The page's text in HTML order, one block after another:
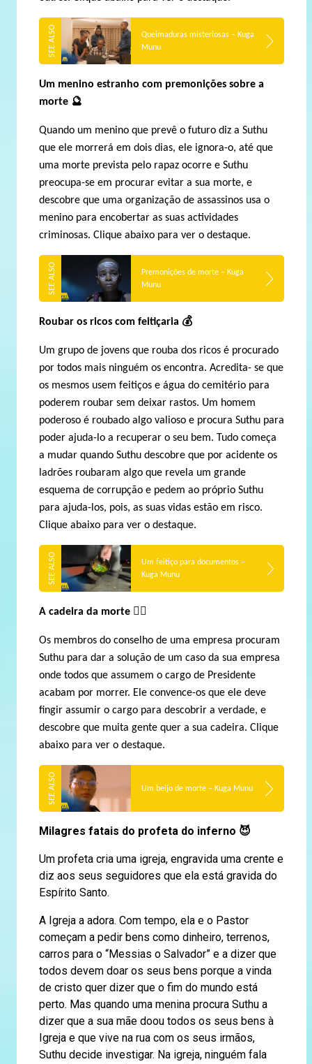
Queimaduras misteriosas – Kuga
Munu
Um menino estranho com premonições sobre a
morte 🔮
Quando um menino que prevê o futuro diz a Suthu
que ele morrerá em dois dias, ele ignora-o, até que
uma morte prevista pelo rapaz ocorre e Suthu
preocupa-se em procurar evitar a sua morte, e
descobre que uma organização de assassinos usa o
menino para encobertar as suas actividades
criminosas. Clique abaixo para ver o destaque.
Premonições de morte – Kuga
Munu
Roubar os ricos com feitiçaria 💰
Um grupo de jovens que rouba dos ricos é procurado
por todos mais ninguém os encontra. Acredita- se que
os mesmos usem feitiços e água do cemitério para
poderem roubar sem deixar rastos. Um homem
poderoso é roubado algo valioso e procura Suthu para
poder ajuda-lo a recuperar o seu bem. Tudo começa
a mudar quando Suthu descobre que por acidente os
ladrões roubaram algo que revela um grande
esquema de corrupção e pedem ao próprio Suthu
para ajuda-los, pois, as suas vidas estão em risco.
Clique abaixo para ver o destaque.
Um feitiço para documentos –
Kuga Munu
A cadeira da morte 🕴🏽
Os membros do conselho de uma empresa procuram
Suthu para dar a solução de um caso da sua empresa
onde todos que assumem o cargo de Presidente
acabam por morrer. Ele convence-os que ele deve
fingir assumir o cargo para descobrir a verdade, e
descobre que muita gente quer a sua cadeira. Clique
abaixo para ver o destaque.
Um beijo de morte – Kuga Munu
Milagres fatais do profeta do inferno 😈
Um profeta cria uma igreja, engravida uma crente e
diz aos seus seguidores que ela está gravida do
Espírito Santo.
A Igreja a adora. Com tempo, ela e o Pastor
começam a pedir bens como dinheiro, terrenos,
carros para o “Messias o Salvador” e a dizer que
todos devem doar os seus bens porque a vinda
de cristo quer dizer que o fim do mundo está
perto. Mas quando uma menina procura Suthu a
dizer que a sua mãe doou todos os seus bens à
Igreja e que vive na rua com os seus irmãos,
Suthu decide investigar. Na igreja, ninguém fala